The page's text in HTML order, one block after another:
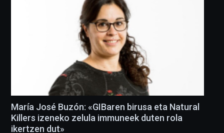
María José Buzón: «GIBaren birusa eta Natural
Killers izeneko zelula immuneek duten rola
ikertzen dut»